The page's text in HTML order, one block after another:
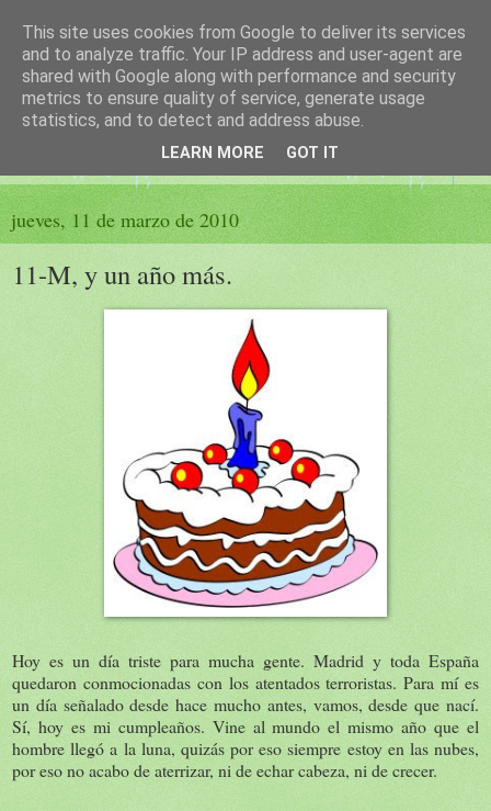
El sueño de las palabras
PÁGINA LITERARIA DE FELISA MORENO
jueves, 11 de marzo de 2010
11-M, y un año más.
Hoy es un día triste para mucha gente. Madrid y toda España
quedaron conmocionadas con los atentados terroristas. Para mí es
un día señalado desde hace mucho antes, vamos, desde que nací.
Sí, hoy es mi cumpleaños. Vine al mundo el mismo año que el
hombre llegó a la luna, quizás por eso siempre estoy en las nubes,
por eso no acabo de aterrizar, ni de echar cabeza, ni de crecer.
This site uses cookies from Google to deliver its services
and to analyze traffic. Your IP address and user-agent are
shared with Google along with performance and security
metrics to ensure quality of service, generate usage
statistics, and to detect and address abuse.
LEARN MORE GOT IT